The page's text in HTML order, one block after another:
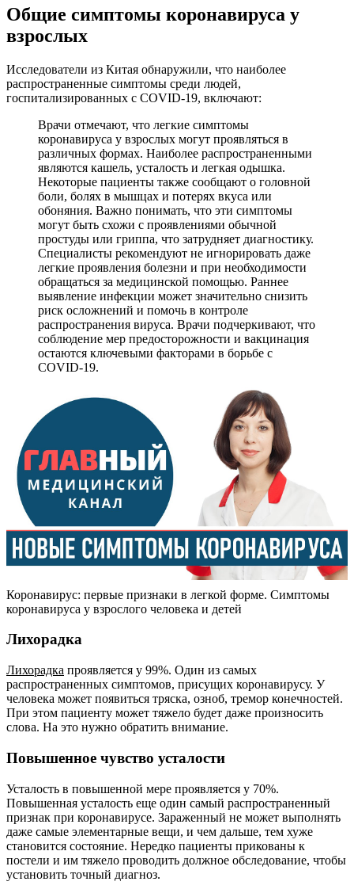
Общие симптомы коронавируса у
взрослых
Исследователи из Китая обнаружили, что наиболее
распространенные симптомы среди людей,
госпитализированных с COVID-19, включают:
Врачи отмечают, что легкие симптомы
коронавируса у взрослых могут проявляться в
различных формах. Наиболее распространенными
являются кашель, усталость и легкая одышка.
Некоторые пациенты также сообщают о головной
боли, болях в мышцах и потерях вкуса или
обоняния. Важно понимать, что эти симптомы
могут быть схожи с проявлениями обычной
простуды или гриппа, что затрудняет диагностику.
Специалисты рекомендуют не игнорировать даже
легкие проявления болезни и при необходимости
обращаться за медицинской помощью. Раннее
выявление инфекции может значительно снизить
риск осложнений и помочь в контроле
распространения вируса. Врачи подчеркивают, что
соблюдение мер предосторожности и вакцинация
остаются ключевыми факторами в борьбе с
COVID-19.
Коронавирус: первые признаки в легкой форме. Симптомы
коронавируса у взрослого человека и детей
Лихорадка
Лихорадка проявляется у 99%. Один из самых
распространенных симптомов, присущих коронавирусу. У
человека может появиться тряска, озноб, тремор конечностей.
При этом пациенту может тяжело будет даже произносить
слова. На это нужно обратить внимание.
Повышенное чувство усталости
Усталость в повышенной мере проявляется у 70%.
Повышенная усталость еще один самый распространенный
признак при коронавирусе. Зараженный не может выполнять
даже самые элементарные вещи, и чем дальше, тем хуже
становится состояние. Нередко пациенты прикованы к
постели и им тяжело проводить должное обследование, чтобы
установить точный диагноз.